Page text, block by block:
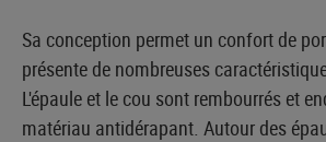
Sa conception permet un confort de
présente de nombreuses
L'épaule et le cou sont rembourrés et
matériau antidérapant. Autour des